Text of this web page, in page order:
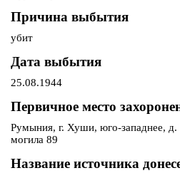
Причина выбытия
убит
Дата выбытия
25.08.1944
Первичное место
Румыния, г. Хуши, юго-западнее,
могила 89
Название источника